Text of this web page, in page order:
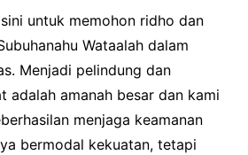
untuk memohon ridho dan
Wataalah dalam
Menjadi pelindung dan
adalah amanah besar dan kami
menjaga keamanan
bermodal kekuatan, tetapi